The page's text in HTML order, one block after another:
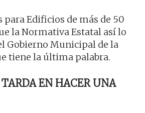
para Edificios de más de 50
la Normativa Estatal así lo
Gobierno Municipal de la
tiene la última palabra.
EN HACER UNA